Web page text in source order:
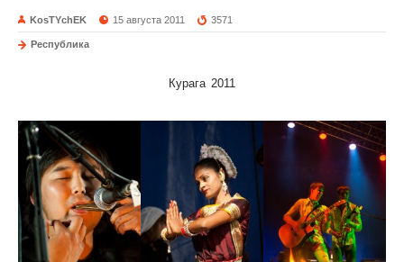
KosTYchEK 15 августа 2011 3571
Республика
Курага 2011